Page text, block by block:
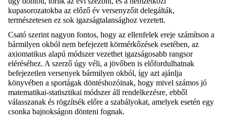
kupasorozatokba az előző év versenyzőit delegálták,
természetesen ez sok igazságtalansághoz vezetett.
Csató szerint nagyon fontos, hogy az ellenfelek ereje számítson a
bármilyen okból nem befejezett körmérkőzések esetében, az
axiomatikus alapú módszer vezethet igazságosabb rangsor
eléréséhez. A szerző úgy véli, a jövőben is előfordulhatnak
befejezetlen versenyek bármilyen okból, így azt ajánlja
könyvében a sportágak döntéshozóinak, hogy mivel számos jó
matematikai-statisztikai módszer áll rendelkezésre, ebből
válasszanak és rögzítsék előre a szabályokat, amelyek esetén egy
csonka bajnokságon dönteni fognak.